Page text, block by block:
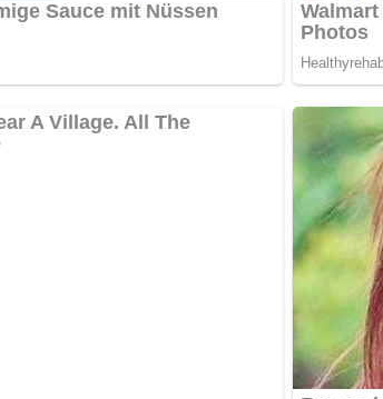
– Rezept bewerten